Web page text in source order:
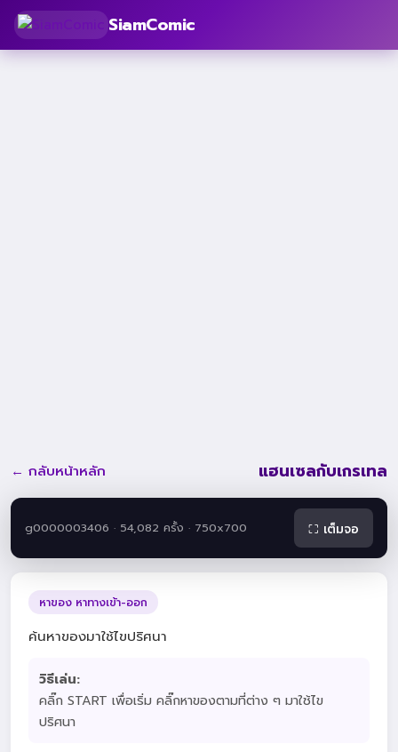
SiamComic
← กลับหน้าหลัก แฮนเซลกับเกรเทล
g0000003406 · 54,082 ครั้ง · 750x700 ⛶ เต็มจอ
หาของ หาทางเข้า-ออก
ค้นหาของมาใช้ไขปริศนา
วิธีเล่น:
คลิ๊ก START เพื่อเริ่ม คลิ๊กหาของตามที่ต่าง ๆ มาใช้ไข
ปริศนา